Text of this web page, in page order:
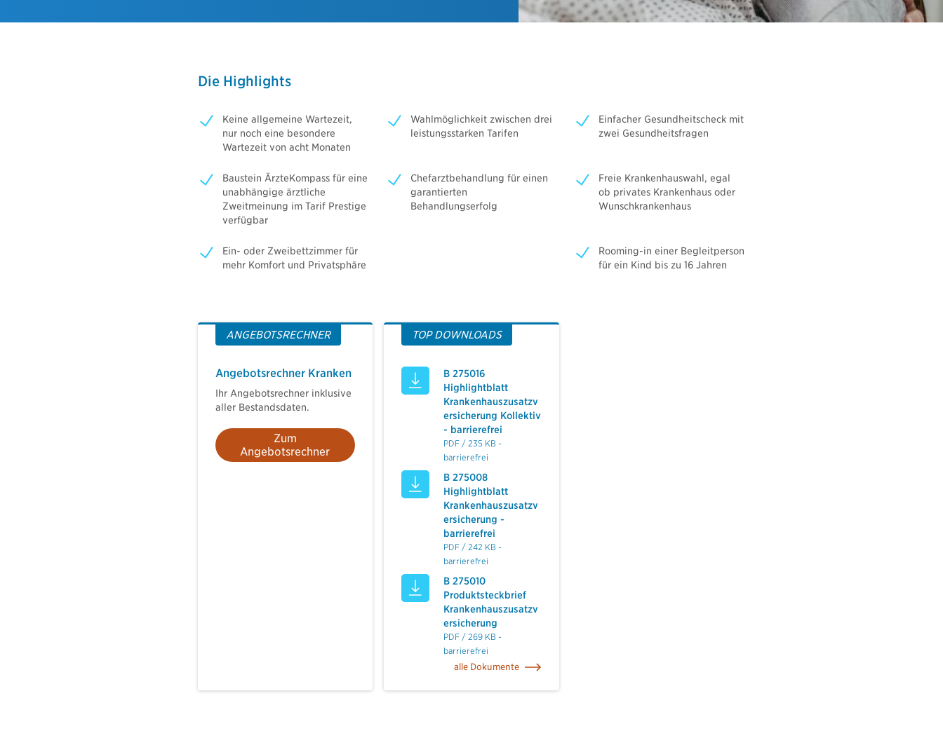
Basisrente Blue Invest
bAV Blue Invest Direktversicherung
bAV Blue Invest Unterstützungskasse
⇒ Downloads Nachhaltige Produkte Rechner und Schnittstellen
Die Highlights
Keine allgemeine Wartezeit,
nur noch eine besondere
Wartezeit von acht Monaten
Wahlmöglichkeit zwischen drei
leistungsstarken Tarifen
Einfacher Gesundheitscheck mit
zwei Gesundheitsfragen
Baustein ÄrzteKompass für eine
unabhängige ärztliche
Zweitmeinung im Tarif Prestige
verfügbar
Chefarztbehandlung für einen
garantierten
Behandlungserfolg
Freie Krankenhauswahl, egal
ob privates Krankenhaus oder
Wunschkrankenhaus
Ein- oder Zweibettzimmer für
mehr Komfort und Privatsphäre
Rooming-in einer Begleitperson
für ein Kind bis zu 16 Jahren
ANGEBOTSRECHNER
Angebotsrechner Kranken
Ihr Angebotsrechner inklusive
aller Bestandsdaten.
Zum
Angebotsrechner
TOP DOWNLOADS
B 275016
Highlightblatt
Krankenhauszusatzv
ersicherung Kollektiv
- barrierefrei
PDF / 235 KB -
barrierefrei
B 275008
Highlightblatt
Krankenhauszusatzv
ersicherung -
barrierefrei
PDF / 242 KB -
barrierefrei
B 275010
Produktsteckbrief
Krankenhauszusatzv
ersicherung
PDF / 269 KB -
barrierefrei
alle Dokumente